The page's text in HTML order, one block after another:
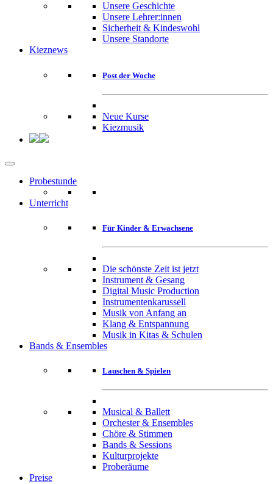
Unsere Geschichte
Unsere Lehrer:innen
Sicherheit & Kindeswohl
Unsere Standorte
Kieznews
Post der Woche
Neue Kurse
Kiezmusik
Probestunde
Unterricht
Für Kinder & Erwachsene
Die schönste Zeit ist jetzt
Instrument & Gesang
Digital Music Production
Instrumentenkarussell
Musik von Anfang an
Klang & Entspannung
Musik in Kitas & Schulen
Bands & Ensembles
Lauschen & Spielen
Musical & Ballett
Orchester & Ensembles
Chöre & Stimmen
Bands & Sessions
Kulturprojekte
Proberäume
Preise